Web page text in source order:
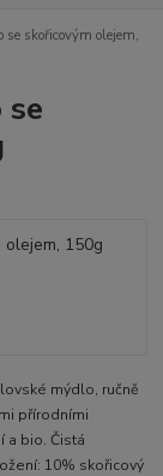
skořicovým olejem,
mýdlo, ručně
přírodními
a bio. Čistá
10% skořicový